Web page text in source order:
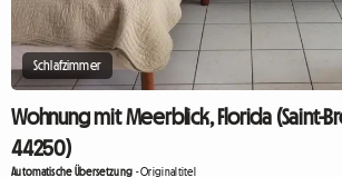
Schlafzimmer
Wohnung mit Meerblick, Florida (Saint-
44250)
Automatische Übersetzung -Originaltitel